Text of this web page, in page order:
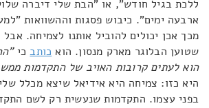
ללכת בגיל חודש", או "הבת שלי דיברה
ארבעה ימים". כיבוש פסגות וההשוואות
מכך אכן יכולים להוביל אותנו לצמיחה.
שטוען הבלוגר מארק מנסון. הוא כותבכי
הוא לעתים קרובות האויב של התקדמות
היא כזו: צמיחה היא אידיאל שיצא מכלל
בפני עצמו. התקדמות שנעשית רק לשם